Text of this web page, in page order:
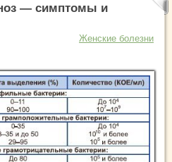
— симптомы и
Женские болезни